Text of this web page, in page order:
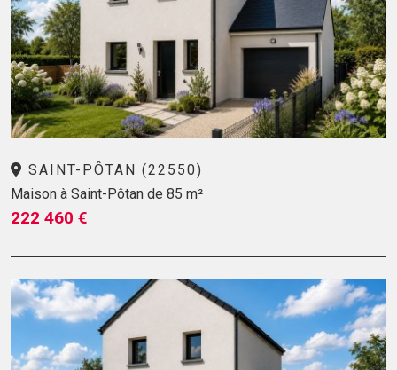
SAINT-PÔTAN (22550)
Maison à Saint-Pôtan de 85 m²
222 460 €